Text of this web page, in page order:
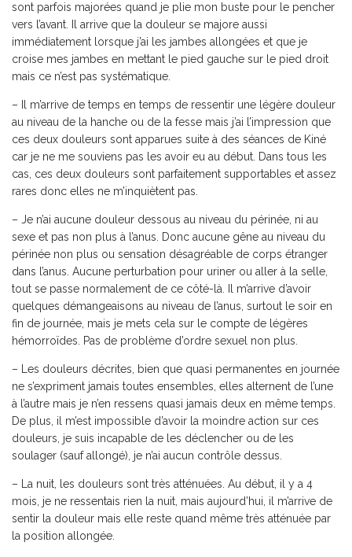
sont parfois majorées quand je plie mon buste pour le pencher
vers l’avant. Il arrive que la douleur se majore aussi
immédiatement lorsque j’ai les jambes allongées et que je
croise mes jambes en mettant le pied gauche sur le pied droit
mais ce n’est pas systématique.
– Il m’arrive de temps en temps de ressentir une légère douleur
au niveau de la hanche ou de la fesse mais j’ai l’impression que
ces deux douleurs sont apparues suite à des séances de Kiné
car je ne me souviens pas les avoir eu au début. Dans tous les
cas, ces deux douleurs sont parfaitement supportables et assez
rares donc elles ne m’inquiètent pas.
– Je n’ai aucune douleur dessous au niveau du périnée, ni au
sexe et pas non plus à l’anus. Donc aucune gêne au niveau du
périnée non plus ou sensation désagréable de corps étranger
dans l’anus. Aucune perturbation pour uriner ou aller à la selle,
tout se passe normalement de ce côté-là. Il m’arrive d’avoir
quelques démangeaisons au niveau de l’anus, surtout le soir en
fin de journée, mais je mets cela sur le compte de légères
hémorroïdes. Pas de problème d’ordre sexuel non plus.
– Les douleurs décrites, bien que quasi permanentes en journée
ne s’expriment jamais toutes ensembles, elles alternent de l’une
à l’autre mais je n’en ressens quasi jamais deux en même temps.
De plus, il m’est impossible d’avoir la moindre action sur ces
douleurs, je suis incapable de les déclencher ou de les
soulager (sauf allongé), je n’ai aucun contrôle dessus.
– La nuit, les douleurs sont très atténuées. Au début, il y a 4
mois, je ne ressentais rien la nuit, mais aujourd’hui, il m’arrive de
sentir la douleur mais elle reste quand même très atténuée par
la position allongée.